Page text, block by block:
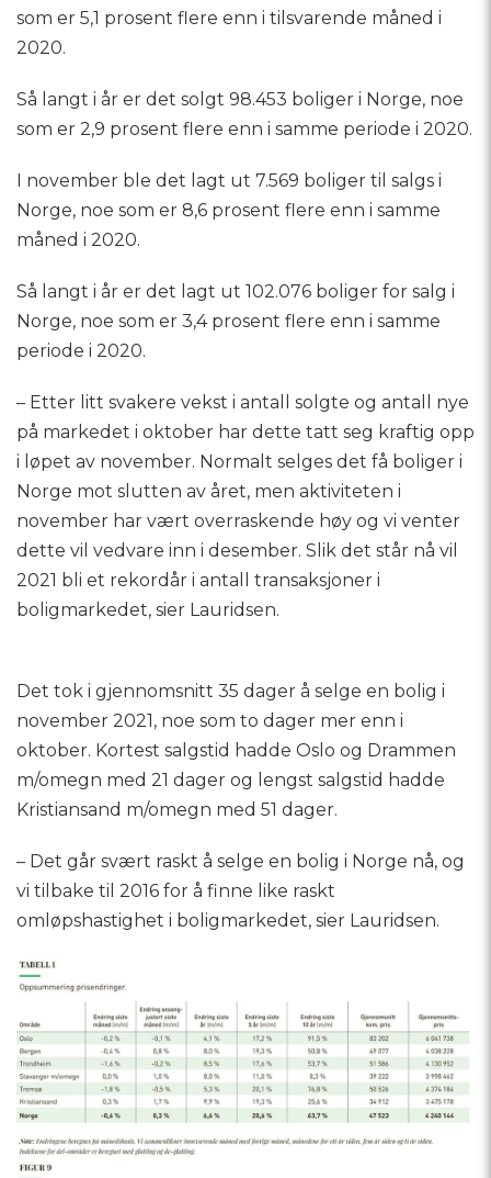
som er 5,1 prosent flere enn i tilsvarende måned i
2020.
Så langt i år er det solgt 98.453 boliger i Norge, noe
som er 2,9 prosent flere enn i samme periode i 2020.
I november ble det lagt ut 7.569 boliger til salgs i
Norge, noe som er 8,6 prosent flere enn i samme
måned i 2020.
Så langt i år er det lagt ut 102.076 boliger for salg i
Norge, noe som er 3,4 prosent flere enn i samme
periode i 2020.
– Etter litt svakere vekst i antall solgte og antall nye
på markedet i oktober har dette tatt seg kraftig opp
i løpet av november. Normalt selges det få boliger i
Norge mot slutten av året, men aktiviteten i
november har vært overraskende høy og vi venter
dette vil vedvare inn i desember. Slik det står nå vil
2021 bli et rekordår i antall transaksjoner i
boligmarkedet, sier Lauridsen.
Det tok i gjennomsnitt 35 dager å selge en bolig i
november 2021, noe som to dager mer enn i
oktober. Kortest salgstid hadde Oslo og Drammen
m/omegn med 21 dager og lengst salgstid hadde
Kristiansand m/omegn med 51 dager.
– Det går svært raskt å selge en bolig i Norge nå, og
vi tilbake til 2016 for å finne like raskt
omløpshastighet i boligmarkedet, sier Lauridsen.